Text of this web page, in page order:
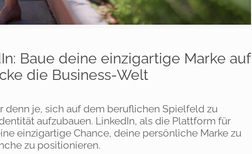
Baue deine einzigartige Marke auf
die Business-Welt
denn je, sich auf dem beruflichen Spielfeld zu
aufzubauen. LinkedIn, als die Plattform für
einzigartige Chance, deine persönliche Marke zu
zu positionieren.